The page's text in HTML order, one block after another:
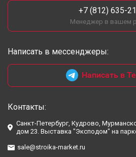
+7 (812) 635-
Менеджер в вашем
Написать в мессенджеры:
Написать в
Контакты:
Санкт-Петербург, Кудрово,
дом 23. Выставка "Эксподом" на
sale@stroika-market.ru